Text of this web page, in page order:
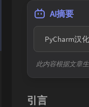
AI摘要
PyCharm汉
此内容根据文章
引言